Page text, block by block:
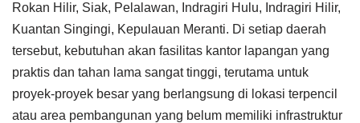
Rokan Hilir, Siak, Pelalawan, Indragiri Hulu, Indragiri Hilir,
Kuantan Singingi, Kepulauan Meranti. Di setiap daerah
tersebut, kebutuhan akan fasilitas kantor lapangan yang
praktis dan tahan lama sangat tinggi, terutama untuk
proyek-proyek besar yang berlangsung di lokasi terpencil
atau area pembangunan yang belum memiliki infrastruktur